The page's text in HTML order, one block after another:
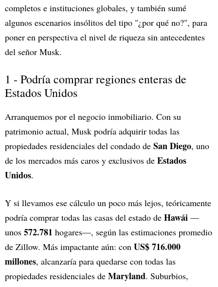
completos e instituciones globales, y también sumé
algunos escenarios insólitos del tipo "¿por qué no?", para
poner en perspectiva el nivel de riqueza sin antecedentes
del señor Musk.
1 - Podría comprar regiones enteras de
Estados Unidos
Arranquemos por el negocio inmobiliario. Con su
patrimonio actual, Musk podría adquirir todas las
propiedades residenciales del condado de San Diego, uno
de los mercados más caros y exclusivos de Estados
Unidos.
Y si llevamos ese cálculo un poco más lejos, teóricamente
podría comprar todas las casas del estado de Hawái —
unos 572.781 hogares—, según las estimaciones promedio
de Zillow. Más impactante aún: con US$ 716.000
millones, alcanzaría para quedarse con todas las
propiedades residenciales de Maryland. Suburbios,